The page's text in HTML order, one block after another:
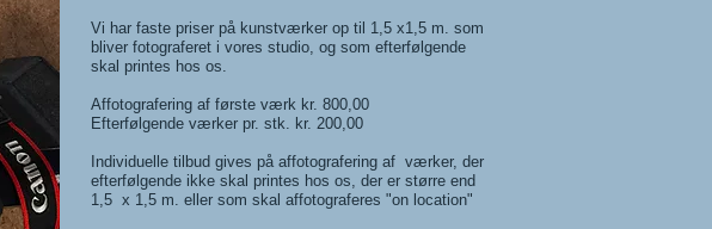
Vi har faste priser på kunstværker op til 1,5 x1,5 m. som
bliver fotograferet i vores studio, og som efterfølgende
skal printes hos os.
Affotografering af første værk kr. 800,00
Efterfølgende værker pr. stk. kr. 200,00
Individuelle tilbud gives på affotografering af værker, der
efterfølgende ikke skal printes hos os, der er større end
1,5 x 1,5 m. eller som skal affotograferes "on location"